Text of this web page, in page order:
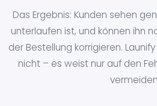
Das Ergebnis: Kunden sehen
unterlaufen ist, und können ihn
der Bestellung korrigieren.
nicht – es weist nur auf den